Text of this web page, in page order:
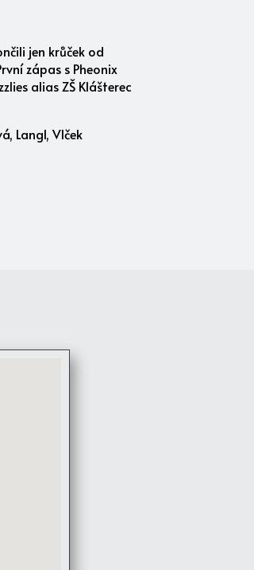
jen krůček od
zápas s Pheonix
alias ZŠ Klášterec
Langl, Vlček